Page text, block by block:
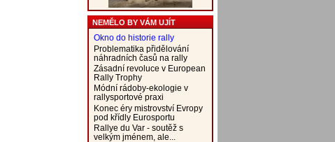
NEMĚLO BY VÁM UJÍT
Okno do historie rally
Problematika přidělování
náhradních časů na rally
Zásadní revoluce v European
Rally Trophy
Módní rádoby-ekologie v
rallysportové praxi
Konec éry mistrovství Evropy
pod křídly Eurosportu
Rallye du Var - soutěž s
velkým jménem, ale...